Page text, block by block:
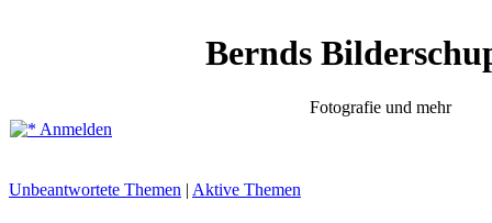
Bernds
Fotografie und mehr
Anmelden
Unbeantwortete Themen | Aktive Themen